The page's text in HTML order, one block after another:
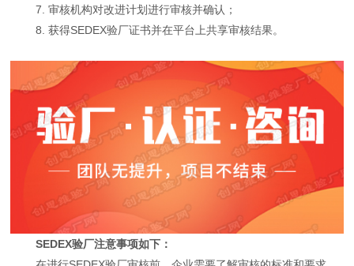
7. 审核机构对改进计划进行审核并确认；
8. 获得SEDEX验厂证书并在平台上共享审核结果。
SEDEX验厂注意事项如下：